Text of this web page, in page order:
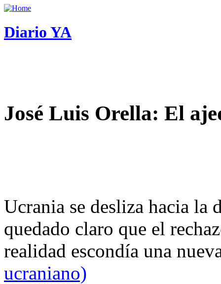
Diario YA
José Luis Orella: El
Ucrania se desliza hacia
quedado claro que el
realidad escondía una
ucraniano)